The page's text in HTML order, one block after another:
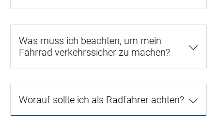
Was muss ich beachten, um mein
Fahrrad verkehrssicher zu machen?
Worauf sollte ich als Radfahrer achten?